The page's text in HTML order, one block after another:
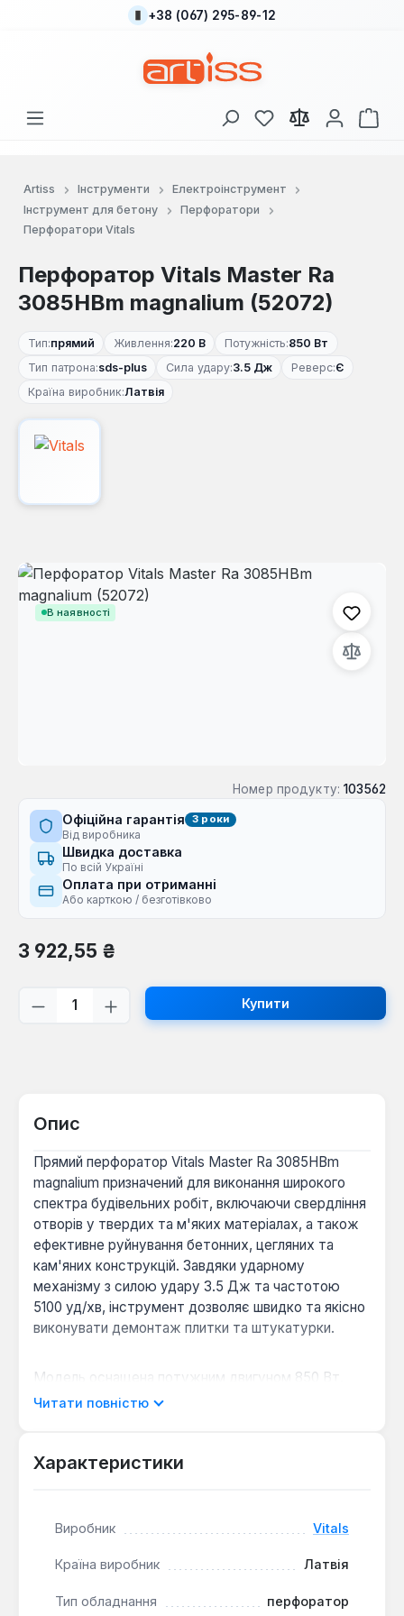
Перейти до основного вмісту
+38 (067) 295-89-12
У вас є 0 у списку
Artiss Інструменти
Електроінструмент
Інструмент для бетону
Перфоратори
Перфоратори Vitals
Перфоратор Vitals Master Ra
3085HBm magnalium (52072)
Тип:прямий Живлення:220 В Потужність:850 Вт
Тип патрона:sds-plus Сила удару:3.5 Дж Реверс:Є
Країна виробник:Латвія
В наявності
Пропустити галерею зображень
Номер продукту: 103562
Офіційна гарантія 3 роки
Від виробника
Швидка доставка
По всій Україні
Оплата при отриманні
Або карткою / безготівково
Звичайна ціна:
3 922,55 ₴
Кількість товару: Введіть потрібну
Купити
Опис
Прямий перфоратор Vitals Master Ra 3085HBm
magnalium призначений для виконання широкого
спектра будівельних робіт, включаючи свердління
отворів у твердих та м'яких матеріалах, а також
ефективне руйнування бетонних, цегляних та
кам'яних конструкцій. Завдяки ударному
механізму з силою удару 3.5 Дж та частотою
5100 уд/хв, інструмент дозволяє швидко та якісно
виконувати демонтаж плитки та штукатурки.
Модель оснащена потужним двигуном 850 Вт,
розрахованим на тривалі роботи, та має
забезпечуючи до 1300 об/хв. Тип патрона SDS-Plus
становить 36 мм.
Три режими роботи: Інструмент підтримує
режими свердління, удару та свердління з
Читати повністю
Характеристики
Виробник Vitals
Країна виробник Латвія
Тип обладнання перфоратор